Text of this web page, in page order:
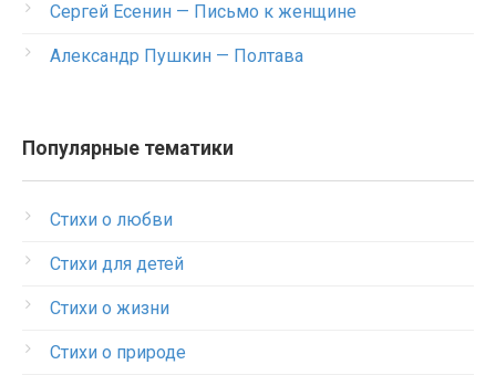
Сергей Есенин — Письмо к женщине
Александр Пушкин — Полтава
Популярные тематики
Стихи о любви
Стихи для детей
Стихи о жизни
Стихи о природе